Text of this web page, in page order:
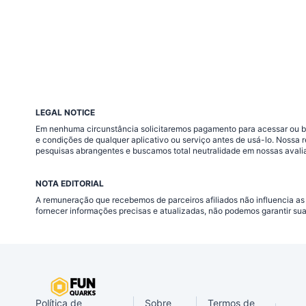
LEGAL NOTICE
Em nenhuma circunstância solicitaremos pagamento para acessar
e condições de qualquer aplicativo ou serviço antes de usá-lo. Nossa
pesquisas abrangentes e buscamos total neutralidade em nossas
NOTA EDITORIAL
A remuneração que recebemos de parceiros afiliados não influencia
fornecer informações precisas e atualizadas, não podemos garantir
Política de Sobre Termos de